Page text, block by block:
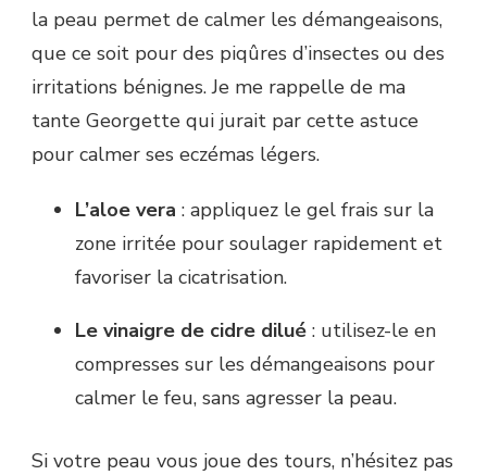
la peau permet de calmer les démangeaisons,
que ce soit pour des piqûres d’insectes ou des
irritations bénignes. Je me rappelle de ma
tante Georgette qui jurait par cette astuce
pour calmer ses eczémas légers.
L’aloe vera : appliquez le gel frais sur la
zone irritée pour soulager rapidement et
favoriser la cicatrisation.
Le vinaigre de cidre dilué : utilisez-le en
compresses sur les démangeaisons pour
calmer le feu, sans agresser la peau.
Si votre peau vous joue des tours, n’hésitez pas